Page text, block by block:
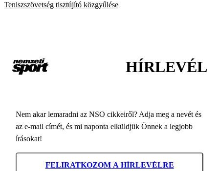
Teniszszövetség tisztújító közgyűlése
HÍRLEVÉL
Nem akar lemaradni az NSO cikkeiről? Adja meg a nevét és
az e-mail címét, és mi naponta elküldjük Önnek a legjobb
írásokat!
FELIRATKOZOM A HÍRLEVÉLRE